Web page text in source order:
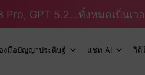
GPT 5.2...ทั้งหมดเป็นเว
งมือปัญญาประดิษฐ์ แชท AI วิดี